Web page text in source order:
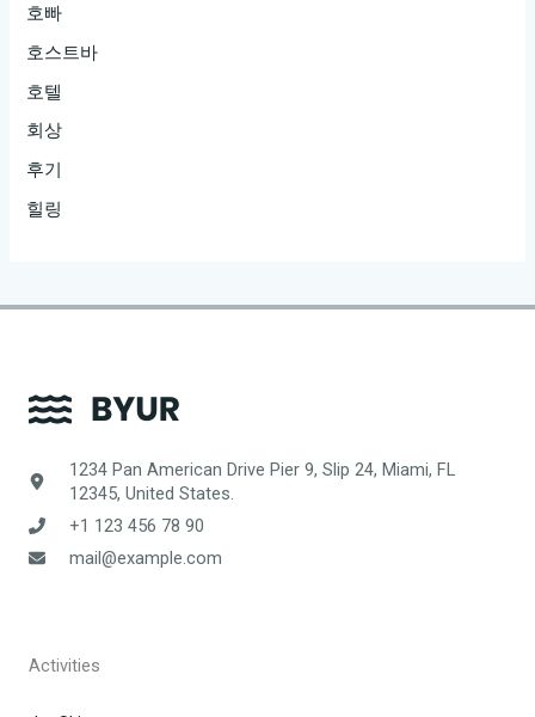
호빠
호스트바
호텔
회상
후기
힐링
1234 Pan American Drive Pier 9, Slip 24, Miami, FL
12345, United States.
+1 123 456 78 90
mail@example.com
Activities